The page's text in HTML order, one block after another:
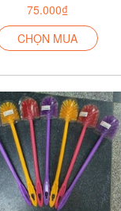
75.000₫
CHỌN MUA